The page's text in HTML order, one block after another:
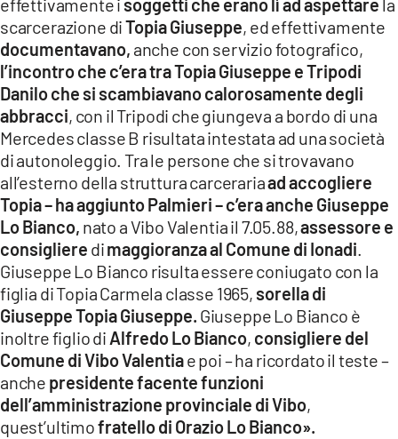
effettivamente i soggetti che erano lì ad aspettare la
scarcerazione diTopia Giuseppe, ed effettivamente
documentavano, anche con servizio fotografico,
l’incontro che c’era tra Topia Giuseppe e Tripodi
Danilo che si scambiavano calorosamente degli
abbracci, con il Tripodi che giungeva a bordo di una
Mercedes classe B risultata intestata ad una società
di autonoleggio. Tra le persone che si trovavano
all’esterno della struttura carcerariaad accogliere
Topia – ha aggiunto Palmieri – c’era anche Giuseppe
Lo Bianco, nato a Vibo Valentia il 7.05.88,assessore e
consigliere dimaggioranza al Comune di Ionadi.
Giuseppe Lo Bianco risulta essere coniugato con la
figlia di Topia Carmela classe 1965, sorella di
Giuseppe Topia Giuseppe. Giuseppe Lo Bianco è
inoltre figlio di Alfredo Lo Bianco, consigliere del
Comune di Vibo Valentiae poi – ha ricordato il teste –
anche presidente facente funzioni
dell’amministrazione provinciale di Vibo,
quest’ultimofratello di Orazio Lo Bianco».